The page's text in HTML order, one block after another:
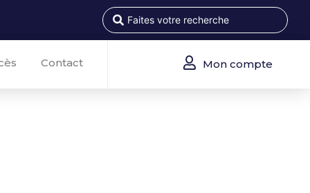
Contact Mon compte